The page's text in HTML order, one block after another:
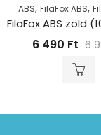
ABS, FilaFox ABS,
6 490 Ft 6